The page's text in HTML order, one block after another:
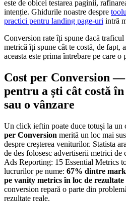
este de obicei testarea paginii,
intenție. Ghidurile noastre despre
practici pentru landing page-uri intră
Conversion rate îți spune dacă traficul
metrică îți spune cât te costă, de fapt,
aceasta este prima întrebare pe care o
Cost per Conversion —
pentru a ști cât costă
sau o vânzare
Un click ieftin poate duce totuși la un
per Conversion merită un loc mai
despre creșterea veniturilor. Statista
de des folosesc advertiserii metrici
Ads Reporting: 15 Essential Metrics
lucrurilor pe nume: 67% dintre
pe vanity metrics în loc de rezultate
conversion repară o parte din
rezultate reale.